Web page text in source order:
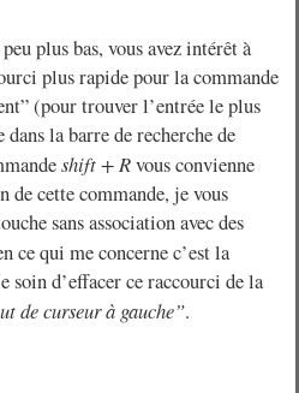
plus bas, vous avez intérêt à
plus rapide pour la commande
(pour trouver l’entrée le plus
la barre de recherche de
shift + Rvous convienne
cette commande, je vous
sans association avec des
ce qui me concerne c’est la
soin d’effacer ce raccourci de la
de curseur à gauche”.